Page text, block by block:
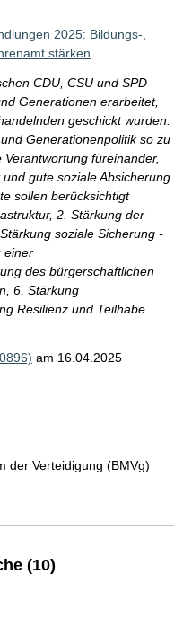
2025: Bildungs-,
stärken
CDU, CSU und SPD
Generationen erarbeitet,
geschickt wurden.
Generationenpolitik so zu
füreinander,
gute soziale Absicherung
sollen berücksichtigt
2. Stärkung der
soziale Sicherung -
einer
des bürgerschaftlichen
6. Stärkung
Resilienz und Teilhabe.
am 16.04.2025
der Verteidigung (BMVg)
(10)